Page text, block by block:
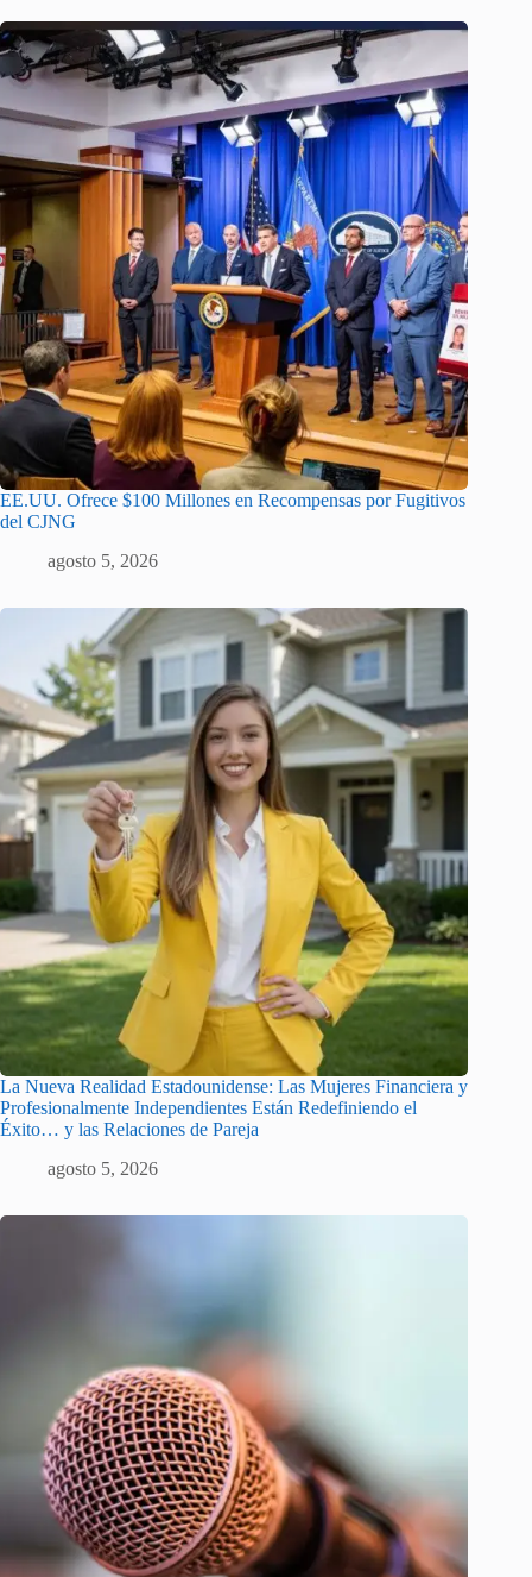
EE.UU. Ofrece $100 Millones en Recompensas por Fugitivos
del CJNG
agosto 5, 2026
La Nueva Realidad Estadounidense: Las Mujeres Financiera y
Profesionalmente Independientes Están Redefiniendo el
Éxito… y las Relaciones de Pareja
agosto 5, 2026